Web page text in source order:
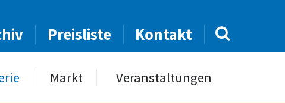
Preisliste Kontakt
Markt Veranstaltungen